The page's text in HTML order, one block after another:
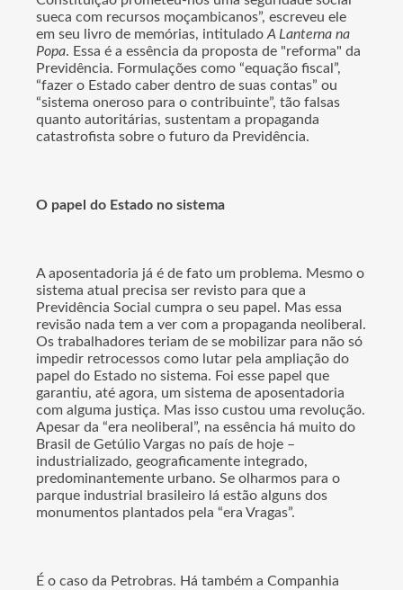
sueca com recursos moçambicanos”, escreveu ele
em seu livro de memórias, intitulado A Lanterna na
Popa. Essa é a essência da proposta de "reforma" da
Previdência. Formulações como “equação fiscal”,
“fazer o Estado caber dentro de suas contas” ou
“sistema oneroso para o contribuinte”, tão falsas
quanto autoritárias, sustentam a propaganda
catastrofista sobre o futuro da Previdência.
O papel do Estado no sistema
A aposentadoria já é de fato um problema. Mesmo o
sistema atual precisa ser revisto para que a
Previdência Social cumpra o seu papel. Mas essa
revisão nada tem a ver com a propaganda neoliberal.
Os trabalhadores teriam de se mobilizar para não só
impedir retrocessos como lutar pela ampliação do
papel do Estado no sistema. Foi esse papel que
garantiu, até agora, um sistema de aposentadoria
com alguma justiça. Mas isso custou uma revolução.
Apesar da “era neoliberal”, na essência há muito do
Brasil de Getúlio Vargas no país de hoje –
industrializado, geograficamente integrado,
predominantemente urbano. Se olharmos para o
parque industrial brasileiro lá estão alguns dos
monumentos plantados pela “era Vragas”.
É o caso da Petrobras. Há também a Companhia